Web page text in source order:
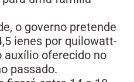
o governo pretende
ienes por quilowatt-
auxílio oferecido no
passado.